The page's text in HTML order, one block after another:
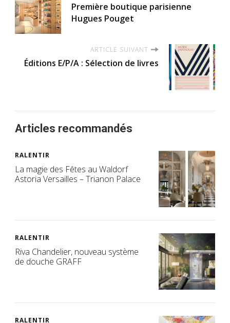
Première boutique parisienne
Hugues Pouget
ARTICLE SUIVANT
Éditions E/P/A : Sélection de livres
Articles recommandés
RALENTIR
La magie des Fêtes au Waldorf
Astoria Versailles – Trianon Palace
RALENTIR
Riva Chandelier, nouveau système
de douche GRAFF
RALENTIR